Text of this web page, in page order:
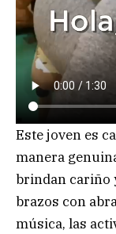
Este joven es
manera
brindan cariño
brazos con
música, las